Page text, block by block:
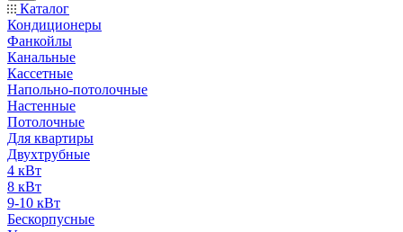
Каталог
Кондиционеры
Фанкойлы
Канальные
Кассетные
Напольно-потолочные
Настенные
Потолочные
Для квартиры
Двухтрубные
4 кВт
8 кВт
9-10 кВт
Бескорпусные